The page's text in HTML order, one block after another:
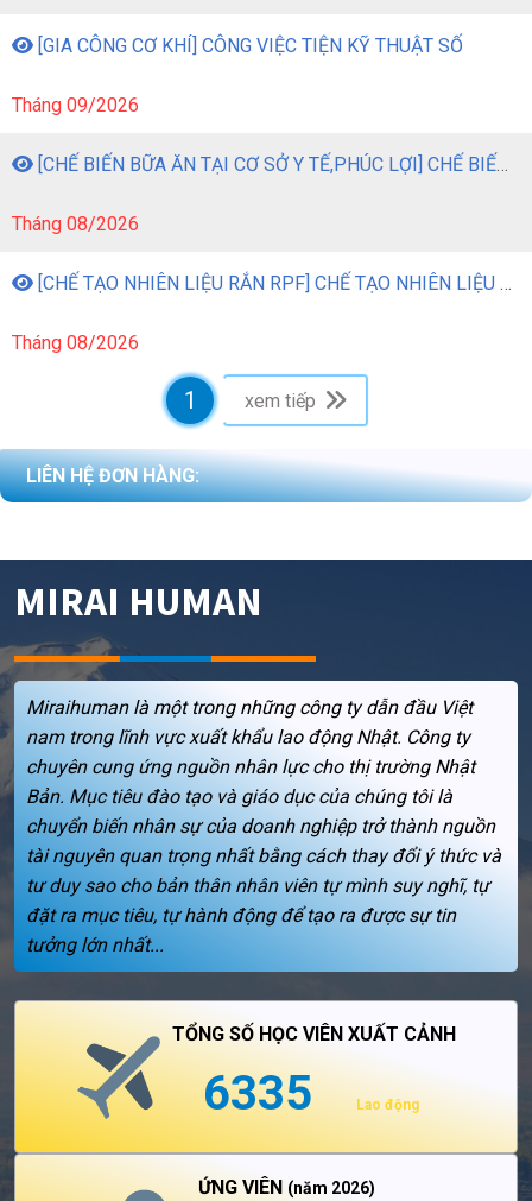
[GIA CÔNG CƠ KHÍ] CÔNG VIỆC TIỆN KỸ THUẬT SỐ
Tháng 09/2026
[CHẾ BIẾN BỮA ĂN TẠI CƠ SỞ Y TẾ,PHÚC LỢI] CHẾ BIẾN BỮA ĂN TẠI CƠ SỞ Y TẾ, PHÚC LỢI
Tháng 08/2026
[CHẾ TẠO NHIÊN LIỆU RẮN RPF] CHẾ TẠO NHIÊN LIỆU RẮN RPF TỪ CHẤT THẢI NHỰA
Tháng 08/2026
1 xem tiếp
LIÊN HỆ ĐƠN HÀNG:
MIRAI HUMAN
Miraihuman là một trong những công ty dẫn đầu Việt
nam trong lĩnh vực xuất khẩu lao động Nhật. Công ty
chuyên cung ứng nguồn nhân lực cho thị trường Nhật
Bản. Mục tiêu đào tạo và giáo dục của chúng tôi là
chuyển biến nhân sự của doanh nghiệp trở thành nguồn
tài nguyên quan trọng nhất bằng cách thay đổi ý thức và
tư duy sao cho bản thân nhân viên tự mình suy nghĩ, tự
đặt ra mục tiêu, tự hành động để tạo ra được sự tin
tưởng lớn nhất...
TỔNG SỐ HỌC VIÊN XUẤT CẢNH
6335 Lao động
ỨNG VIÊN (năm 2026)